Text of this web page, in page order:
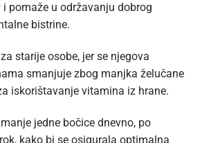
pomaže u održavanju dobrog
bistrine.
starije osobe, jer se njegova
smanjuje zbog manjka želučane
iskorištavanje vitamina iz hrane.
jedne bočice dnevno, po
kako bi se osigurala optimalna